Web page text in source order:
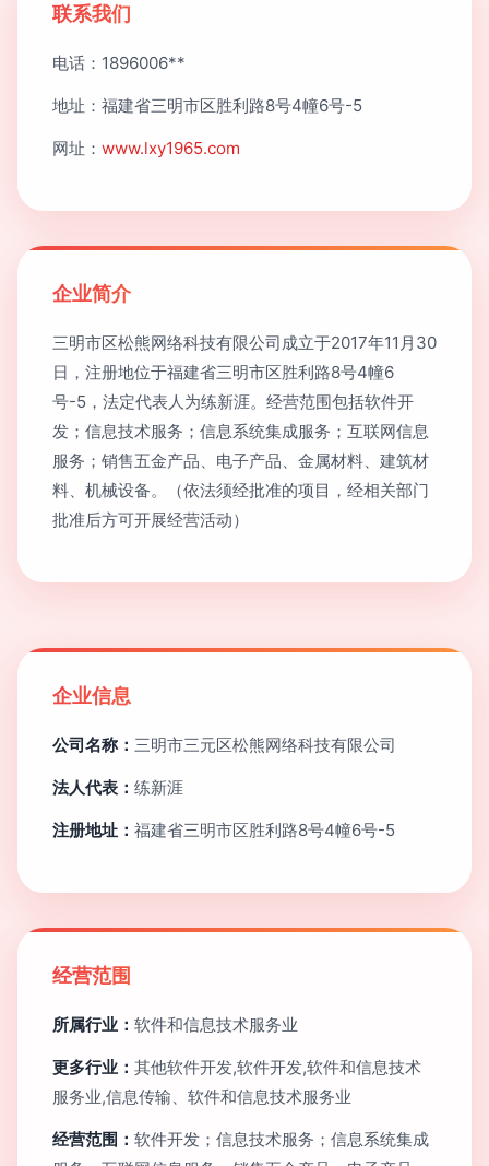
联系我们
电话：1896006**
地址：福建省三明市区胜利路8号4幢6号-5
网址： www.lxy1965.com
企业简介
三明市区松熊网络科技有限公司成立于2017年11月30
日，注册地位于福建省三明市区胜利路8号4幢6
号-5，法定代表人为练新涯。经营范围包括软件开
发；信息技术服务；信息系统集成服务；互联网信息
服务；销售五金产品、电子产品、金属材料、建筑材
料、机械设备。（依法须经批准的项目，经相关部门
批准后方可开展经营活动）
企业信息
公司名称： 三明市三元区松熊网络科技有限公司
法人代表： 练新涯
注册地址： 福建省三明市区胜利路8号4幢6号-5
经营范围
所属行业： 软件和信息技术服务业
更多行业： 其他软件开发,软件开发,软件和信息技术
服务业,信息传输、软件和信息技术服务业
经营范围： 软件开发；信息技术服务；信息系统集成